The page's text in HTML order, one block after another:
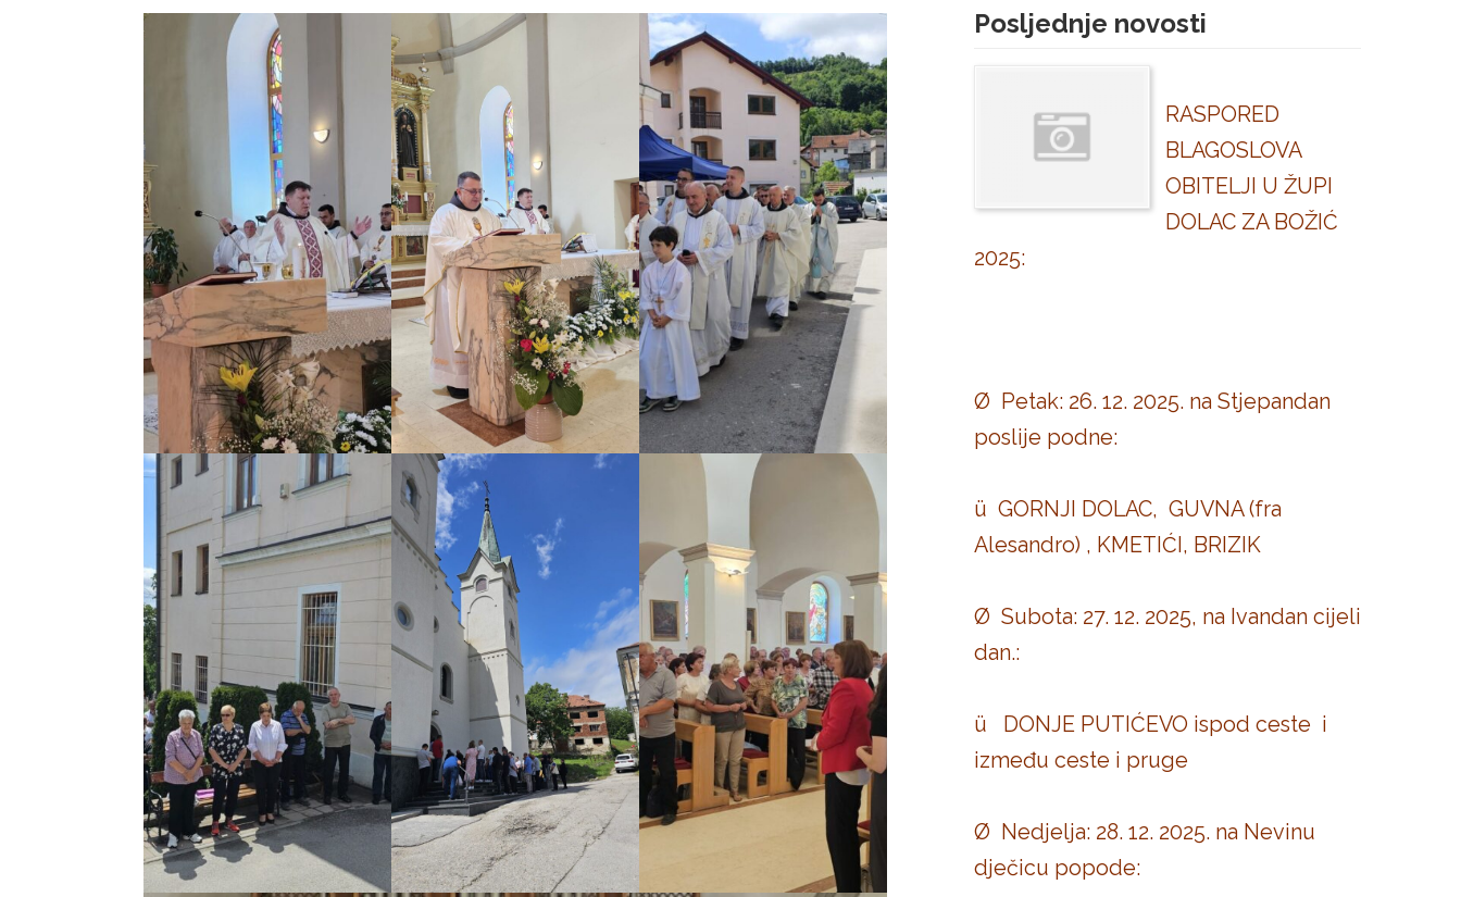
Posljednje novosti
RASPORED
BLAGOSLOVA
OBITELJI U ŽUPI
DOLAC ZA BOŽIĆ
2025:
Ø Petak: 26. 12. 2025. na Stjepandan
poslije podne:
ü GORNJI DOLAC, GUVNA (fra
Alesandro) , KMETIĆI, BRIZIK
Ø Subota: 27. 12. 2025, na Ivandan cijeli
dan.:
ü DONJE PUTIĆEVO ispod ceste i
između ceste i pruge
Ø Nedjelja: 28. 12. 2025. na Nevinu
dječicu popode: